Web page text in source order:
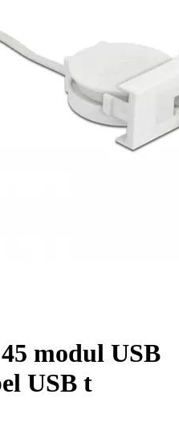
modul USB
USB t